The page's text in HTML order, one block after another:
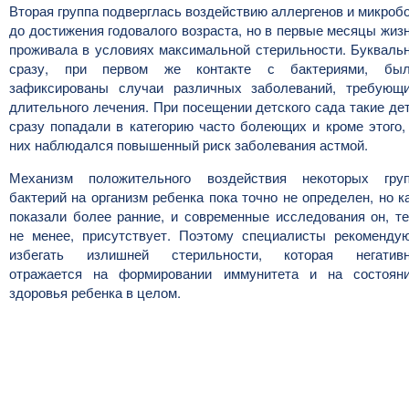
Вторая группа подверглась воздействию аллергенов и
до достижения годовалого возраста, но в первые месяцы
проживала в условиях максимальной стерильности.
сразу, при первом же контакте с бактериями,
зафиксированы случаи различных заболеваний,
длительного лечения. При посещении детского сада такие
сразу попадали в категорию часто болеющих и кроме
них наблюдался повышенный риск заболевания астмой.
Механизм положительного воздействия некоторых
бактерий на организм ребенка пока точно не определен, но
показали более ранние, и современные исследования он,
не менее, присутствует. Поэтому специалисты
избегать излишней стерильности, которая
отражается на формировании иммунитета и на
здоровья ребенка в целом.